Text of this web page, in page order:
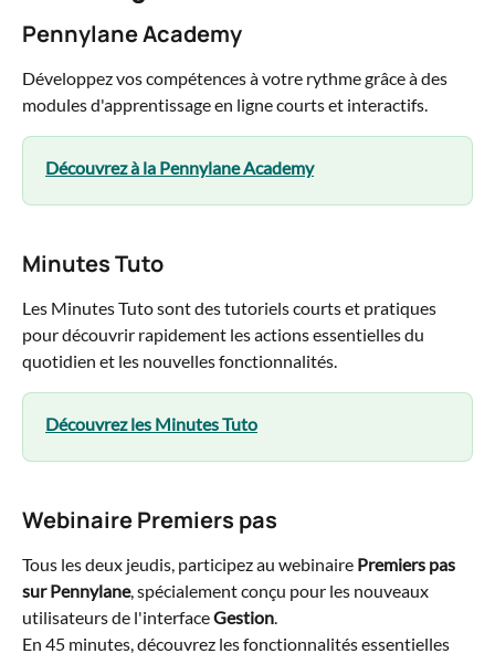
Pennylane Academy
Développez vos compétences à votre rythme grâce à des
modules d'apprentissage en ligne courts et interactifs.
Découvrez à la Pennylane Academy
Minutes Tuto
Les Minutes Tuto sont des tutoriels courts et pratiques
pour découvrir rapidement les actions essentielles du
quotidien et les nouvelles fonctionnalités.
Découvrez les Minutes Tuto
Webinaire Premiers pas
Tous les deux jeudis, participez au webinaire Premiers pas
sur Pennylane, spécialement conçu pour les nouveaux
utilisateurs de l'interface Gestion.
En 45 minutes, découvrez les fonctionnalités essentielles